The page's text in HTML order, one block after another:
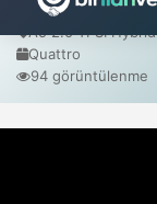
2025 Model
A5 2.0 TFSI Hybrid
Quattro
94 görüntülenme